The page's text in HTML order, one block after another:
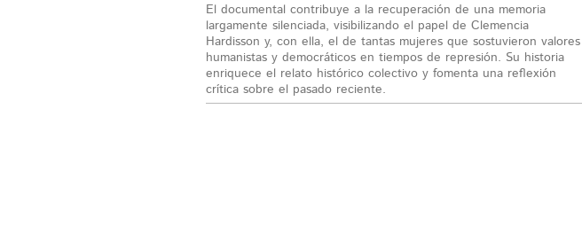
El documental contribuye a la recuperación de una memoria
largamente silenciada, visibilizando el papel de Clemencia
Hardisson y, con ella, el de tantas mujeres que sostuvieron valores
humanistas y democráticos en tiempos de represión. Su historia
enriquece el relato histórico colectivo y fomenta una reflexión
crítica sobre el pasado reciente.